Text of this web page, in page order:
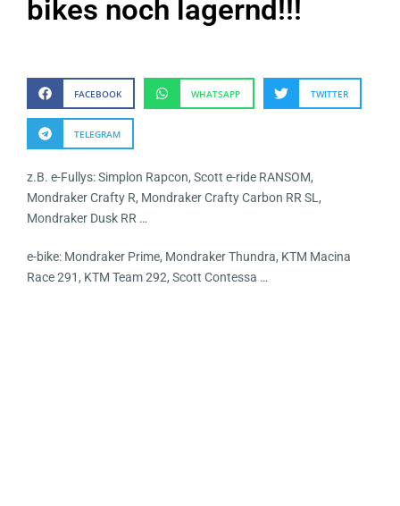
bikes noch lagernd!!!
FACEBOOK WHATSAPP TWITTER
TELEGRAM
z.B. e-Fullys: Simplon Rapcon, Scott e-ride RANSOM,
Mondraker Crafty R, Mondraker Crafty Carbon RR SL,
Mondraker Dusk RR …
e-bike: Mondraker Prime, Mondraker Thundra, KTM Macina
Race 291, KTM Team 292, Scott Contessa …